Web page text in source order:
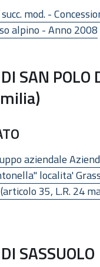
mod. -
alpino - Anno 2008
SAN POLO
aziendale
localita'
35, L.R. 24
SASSUOLO